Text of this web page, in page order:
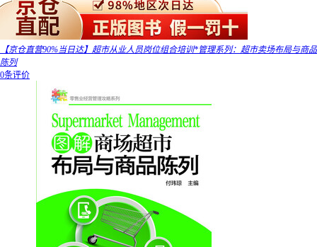
【京仓直营90%当日达】超市从业人员岗位组合培训*管理系列：超市卖场布局与商品
陈列
0条评价